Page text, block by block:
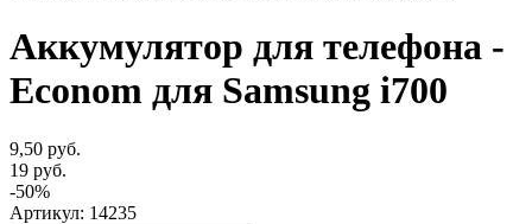
Аккумулятор для телефона -
Econom для Samsung i700
9,50 руб.
19 руб.
-50%
Артикул: 14235